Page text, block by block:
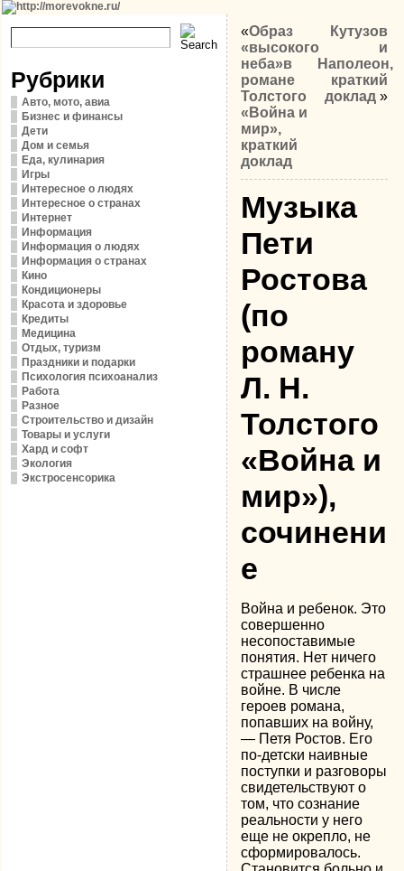
Рубрики
Авто, мото, авиа
Бизнес и финансы
Дети
Дом и семья
Еда, кулинария
Игры
Интересное о людях
Интересное о странах
Интернет
Информация
Информация о людях
Информация о странах
Кино
Кондиционеры
Красота и здоровье
Кредиты
Медицина
Отдых, туризм
Праздники и подарки
Психология психоанализ
Работа
Разное
Строительство и дизайн
Товары и услуги
Хард и софт
Экология
Экстросенсорика
«Образ
«высокого
неба»в
романе
Толстого
«Война и
мир»,
краткий
доклад
Кутузов
и
Наполеон,
краткий
доклад »
Музыка
Пети
Ростова
(по
роману
Л. Н.
Толстого
«Война и
мир»),
сочинени
е
Война и ребенок. Это
совершенно
несопоставимые
понятия. Нет ничего
страшнее ребенка на
войне. В числе
героев романа,
попавших на войну,
— Петя Ростов. Его
по-детски наивные
поступки и разговоры
свидетельствуют о
том, что сознание
реальности у него
еще не окрепло, не
сформировалось.